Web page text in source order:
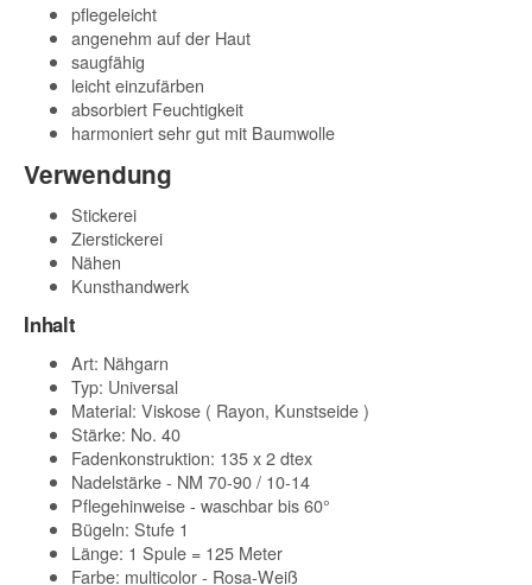
pflegeleicht
angenehm auf der Haut
saugfähig
leicht einzufärben
absorbiert Feuchtigkeit
harmoniert sehr gut mit Baumwolle
Verwendung
Stickerei
Zierstickerei
Nähen
Kunsthandwerk
Inhalt
Art: Nähgarn
Typ: Universal
Material: Viskose ( Rayon, Kunstseide )
Stärke: No. 40
Fadenkonstruktion: 135 x 2 dtex
Nadelstärke - NM 70-90 / 10-14
Pflegehinweise - waschbar bis 60°
Bügeln: Stufe 1
Länge: 1 Spule = 125 Meter
Farbe: multicolor - Rosa-Weiß